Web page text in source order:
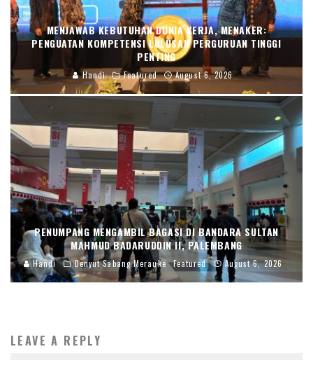
MENJAWAB KEBUTUHAN DUNIA KERJA, MENAKER:
PENGUATAN KOMPETENSI LULUSAN PERGURUAN TINGGI
PENTING
Handi Featured August 6, 2026
PENUMPANG MENGAMBIL BAGASI DI BANDARA SULTAN
MAHMUD BADARUDDIN II, PALEMBANG
Handi Denyut Sabang Merauke Featured August 6, 2026
LEAVE A REPLY